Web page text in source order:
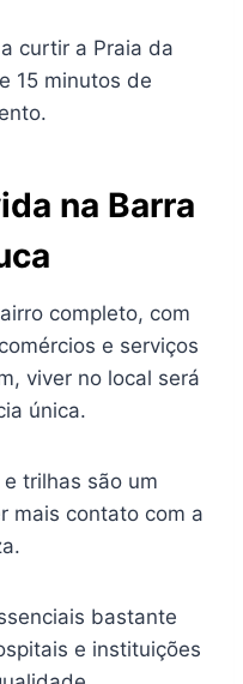
curtir a Praia da
15 minutos de
na Barra
completo, com
e serviços
viver no local será
única.
trilhas são um
mais contato com a
bastante
e instituições